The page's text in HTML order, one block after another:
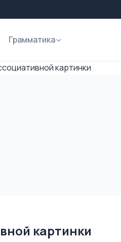
Грамматика
картинки
картинки